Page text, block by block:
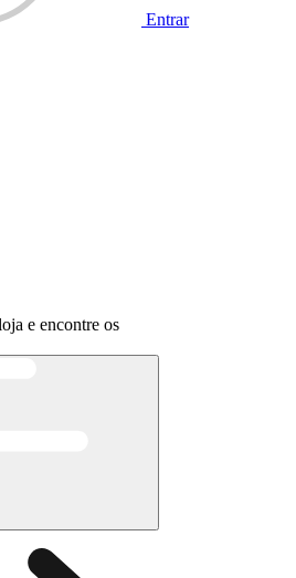
Entrar
e encontre os